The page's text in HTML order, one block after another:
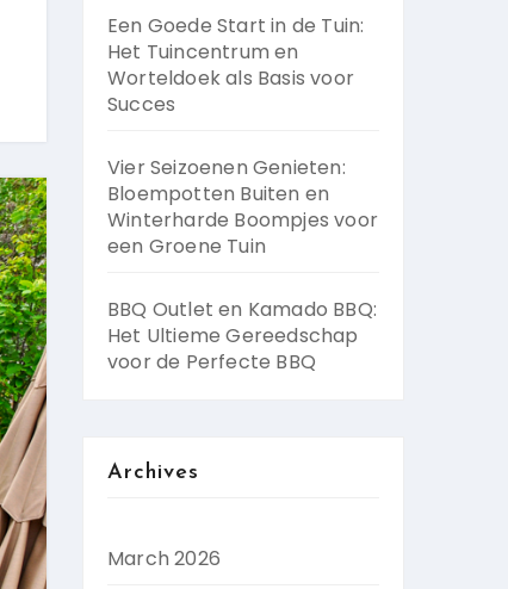
Een Goede Start in de Tuin:
Het Tuincentrum en
Worteldoek als Basis voor
Succes
Vier Seizoenen Genieten:
Bloempotten Buiten en
Winterharde Boompjes voor
een Groene Tuin
BBQ Outlet en Kamado BBQ:
Het Ultieme Gereedschap
voor de Perfecte BBQ
Archives
March 2026